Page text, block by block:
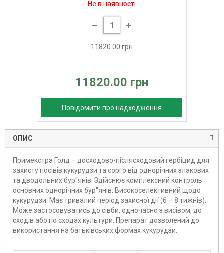
Не в наявності
11820.00 грн
11820.00 грн
Повідомити про надходження
ОПИС
Примекстра Голд – досходово-післясходовий гербіцид для
захисту посівів кукурудзи та сорго від однорічних злакових
та дводольних бур"янів. Здійснює комплексний контроль
основних однорічних бур"янів. Високоселективний щодо
кукурудзи. Має тривалий період захисної дії (6 – 8 тижнів).
Може застосовуватись до сівби, одночасно з висівом, до
сходів або по сходах культури. Препарат дозволений до
використання на батьківських формах кукурудзи.